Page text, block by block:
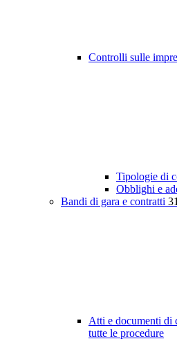
Controlli sulle
Tipologie di
Obblighi e
Bandi di gara e contratti 31
Atti e documenti di
tutte le procedure